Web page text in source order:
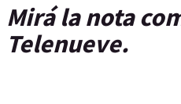
Mirá la nota
Telenueve.